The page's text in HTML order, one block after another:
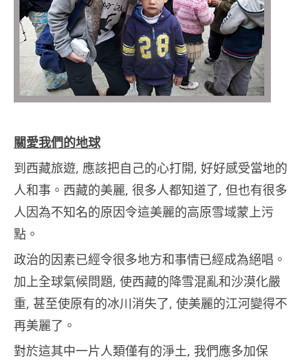
關愛我們的地球
到西藏旅遊, 應該把自己的心打開, 好好感受當地的
人和事。西藏的美麗, 很多人都知道了, 但也有很多
人因為不知名的原因令這美麗的高原雪域蒙上污
點。
政治的因素已經令很多地方和事情已經成為絕唱。
加上全球氣候問題, 使西藏的降雪混亂和沙漠化嚴
重, 甚至使原有的冰川消失了, 使美麗的江河變得不
再美麗了。
對於這其中一片人類僅有的淨土, 我們應多加保